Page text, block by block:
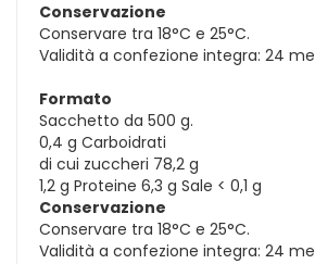
Conservazione
Conservare tra 18°C e 25°C.
Validità a confezione integra: 24
Formato
Sacchetto da 500 g.
0,4 g Carboidrati
di cui zuccheri 78,2 g
1,2 g Proteine 6,3 g Sale < 0,1 g
Conservazione
Conservare tra 18°C e 25°C.
Validità a confezione integra: 24